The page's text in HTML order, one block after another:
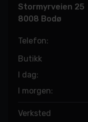
Stormyrveien 25
8008 Bodø
Telefon:
Butikk
I dag:
I morgen:
Verksted